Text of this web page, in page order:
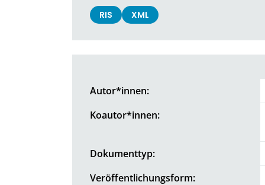
RIS XML
Autor*innen:
Koautor*innen:
Dokumenttyp:
Veröffentlichungsform: